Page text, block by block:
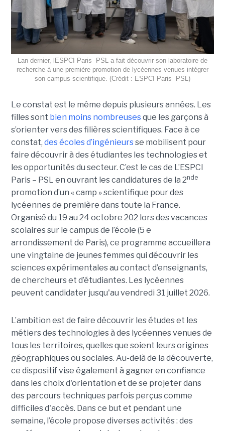
Lan dernier, lESPCI Paris  PSL a fait découvrir son laboratoire de
recherche à une première promotion de lycéennes venues intégrer
son campus scientifique. (Crédit : ESPCI Paris  PSL)
Le constat est le même depuis plusieurs années. Les
filles sont bien moins nombreusesque les garçons à
s’orienter vers des filières scientifiques. Face à ce
constat, des écoles d’ingénieursse mobilisent pour
faire découvrir à des étudiantes les technologies et
les opportunités du secteur. C’est le cas de L’ESPCI
Paris – PSL en ouvrant les candidatures de la 2nde
promotion d’un « camp » scientifique pour des
lycéennes de première dans toute la France.
Organisé du 19 au 24 octobre 202 lors des vacances
scolaires sur le campus de l’école (5 e
arrondissement de Paris), ce programme accueillera
une vingtaine de jeunes femmes qui découvrir les
sciences expérimentales au contact d’enseignants,
de chercheurs et d’étudiantes. Les lycéennes
peuvent candidater jusqu'au vendredi 31 juillet 2026.
L’ambition est de faire découvrir les études et les
métiers des technologies à des lycéennes venues de
tous les territoires, quelles que soient leurs origines
géographiques ou sociales. Au-delà de la découverte,
ce dispositif vise également à gagner en confiance
dans les choix d'orientation et de se projeter dans
des parcours techniques parfois perçus comme
difficiles d'accès. Dans ce but et pendant une
semaine, l’école propose diverses activités : des